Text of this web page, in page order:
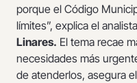
porque el Código
límites”, explica el
Linares. El tema recae
necesidades más
de atenderlos, asegura